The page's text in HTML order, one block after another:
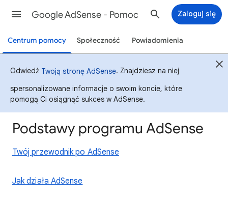
Google AdSense - Pomoc Zaloguj się
Centrum pomocy Społeczność Powiadomienia
Odwiedź Twoją stronę AdSense. Znajdziesz na niej
spersonalizowane informacje o swoim koncie, które
pomogą Ci osiągnąć sukces w AdSense.
Podstawy programu AdSense
Twój przewodnik po AdSense
Jak działa AdSense